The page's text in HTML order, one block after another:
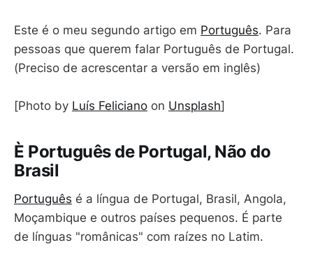
Este é o meu segundo artigo em Português. Para
pessoas que querem falar Português de Portugal.
(Preciso de acrescentar a versão em inglês)
[Photo by Luís Feliciano on Unsplash]
È Português de Portugal, Não do
Brasil
Português é a língua de Portugal, Brasil, Angola,
Moçambique e outros países pequenos. É parte
de línguas "românicas" com raízes no Latim.